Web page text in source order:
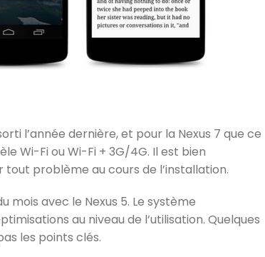
l’année dernière, et pour la Nexus 7 que ce
Wi-Fi ou Wi-Fi + 3G/4G. Il est bien
problème au cours de l’installation.
mois avec le Nexus 5. Le système
au niveau de l’utilisation. Quelques
les points clés.